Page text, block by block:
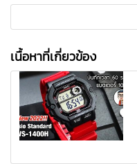
เนื้อหาที่เกี่ยวข้อง